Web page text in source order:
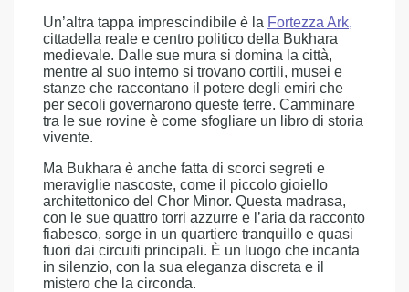
Un’altra tappa imprescindibile è la Fortezza Ark,
cittadella reale e centro politico della Bukhara
medievale. Dalle sue mura si domina la città,
mentre al suo interno si trovano cortili, musei e
stanze che raccontano il potere degli emiri che
per secoli governarono queste terre. Camminare
tra le sue rovine è come sfogliare un libro di storia
vivente.
Ma Bukhara è anche fatta di scorci segreti e
meraviglie nascoste, come il piccolo gioiello
architettonico del Chor Minor. Questa madrasa,
con le sue quattro torri azzurre e l’aria da racconto
fiabesco, sorge in un quartiere tranquillo e quasi
fuori dai circuiti principali. È un luogo che incanta
in silenzio, con la sua eleganza discreta e il
mistero che la circonda.